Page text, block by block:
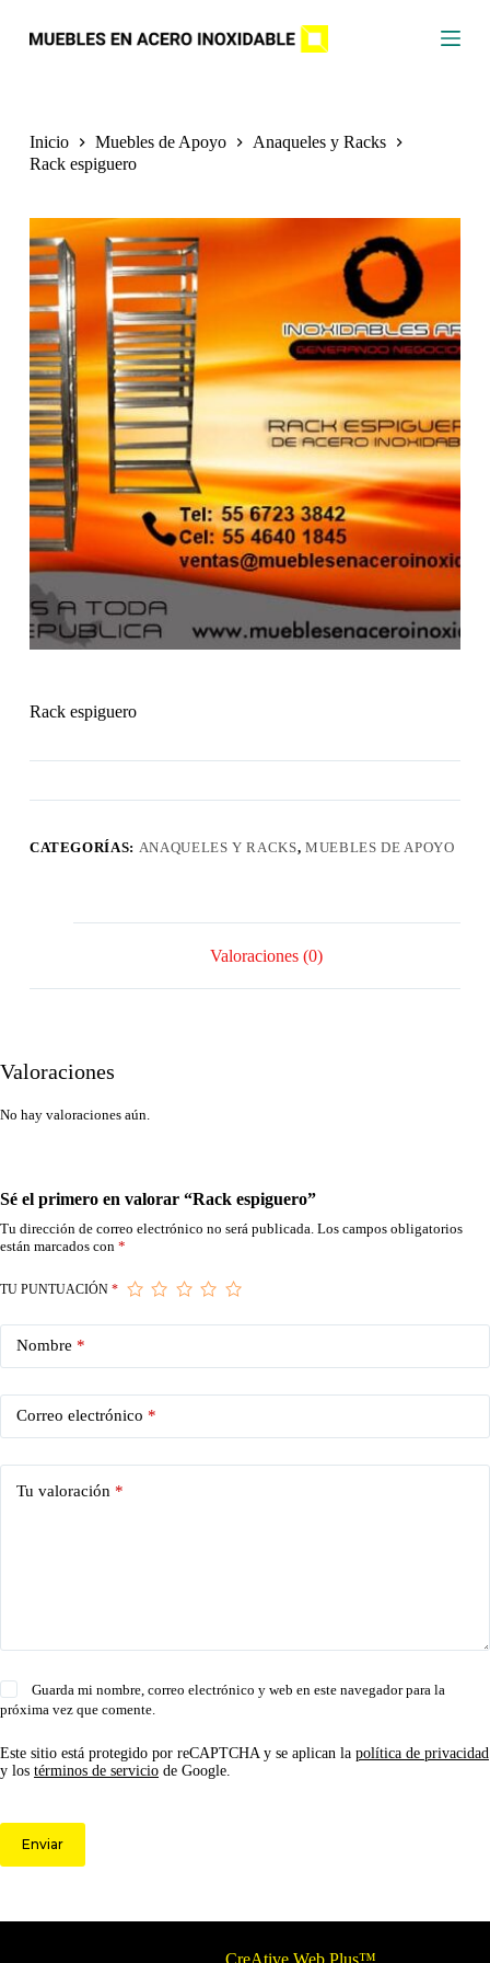
n
n
d
o
Inicio Muebles de Apoyo
Anaqueles y Racks
Rack espiguero
Rack espiguero
CATEGORÍAS: ANAQUELES Y RACKS,MUEBLES DE APOYO
Valoraciones (0)
Valoraciones
No hay valoraciones aún.
Sé el primero en valorar “Rack espiguero”
Tu dirección de correo electrónico no será publicada. Los campos obligatorios
están marcados con *
TU PUNTUACIÓN *
Nombre *
Correo electrónico *
Tu valoración *
Guarda mi nombre, correo electrónico y web en este navegador para la
próxima vez que comente.
Este sitio está protegido por reCAPTCHA y se aplican la política de privacidad
y los términos de servicio de Google.
Enviar
Optimizado porCreAtive Web Plus™